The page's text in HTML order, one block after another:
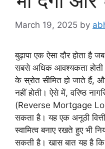
March 19, 2025 by
बुढ़ापा एक ऐसा दौर होता है
सबसे अधिक आवश्यकता
के स्रोत सीमित हो जाते हैं,
नहीं होती। ऐसे में, वरिष्ठ
(Reverse Mortgage
सकता है। यह एक अनूठी
स्वामित्व बनाए रखते हुए भी
सकती है। खास बात यह है